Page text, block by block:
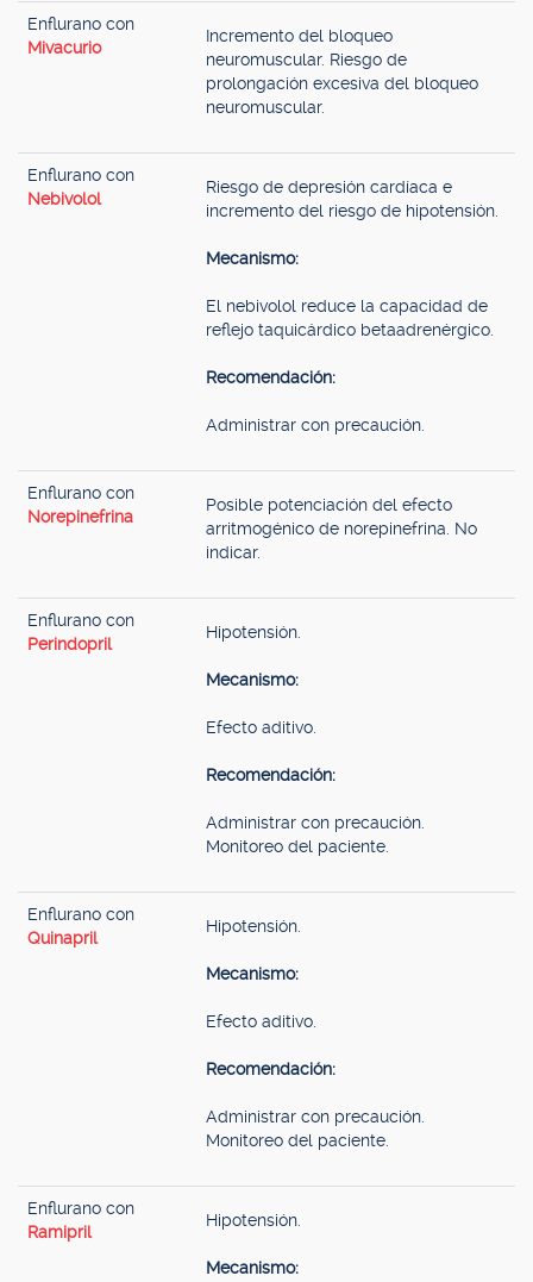
Enflurano con
Mivacurio
Incremento del bloqueo
neuromuscular. Riesgo de
prolongación excesiva del bloqueo
neuromuscular.
Enflurano con
Nebivolol
Riesgo de depresión cardíaca e
incremento del riesgo de hipotensión.
Mecanismo:
El nebivolol reduce la capacidad de
reflejo taquicárdico betaadrenérgico.
Recomendación:
Administrar con precaución.
Enflurano con
Norepinefrina
Posible potenciación del efecto
arritmogénico de norepinefrina. No
indicar.
Enflurano con
Perindopril
Hipotensión.
Mecanismo:
Efecto aditivo.
Recomendación:
Administrar con precaución.
Monitoreo del paciente.
Enflurano con
Quinapril
Hipotensión.
Mecanismo:
Efecto aditivo.
Recomendación:
Administrar con precaución.
Monitoreo del paciente.
Enflurano con
Ramipril
Hipotensión.
Mecanismo: